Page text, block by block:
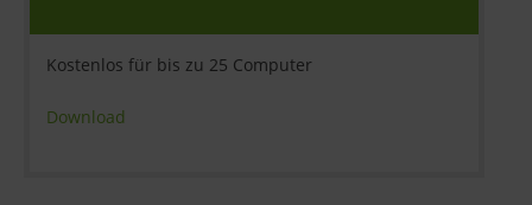
Kostenlos für bis zu 25 Computer
Download